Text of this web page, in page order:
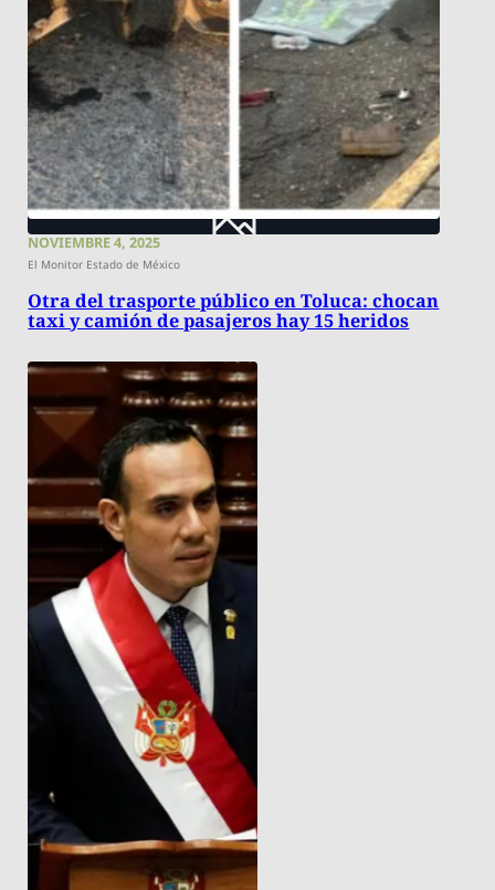
NOVIEMBRE 4, 2025
El Monitor Estado de México
Otra del trasporte público en Toluca: chocan
taxi y camión de pasajeros hay 15 heridos